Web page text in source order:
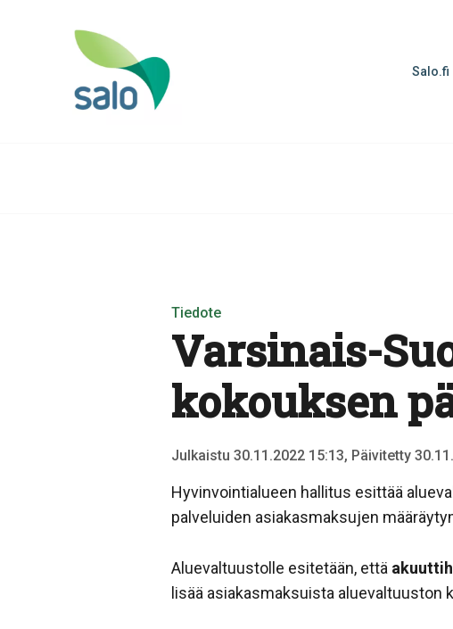
Salo.fi
Tiedote
Varsinais-
kokouksen
Julkaistu 30.11.2022 15:13, Päivitetty
Hyvinvointialueen hallitus esittää
palveluiden asiakasmaksujen
Aluevaltuustolle esitetään, että
lisää asiakasmaksuista aluevaltuuston